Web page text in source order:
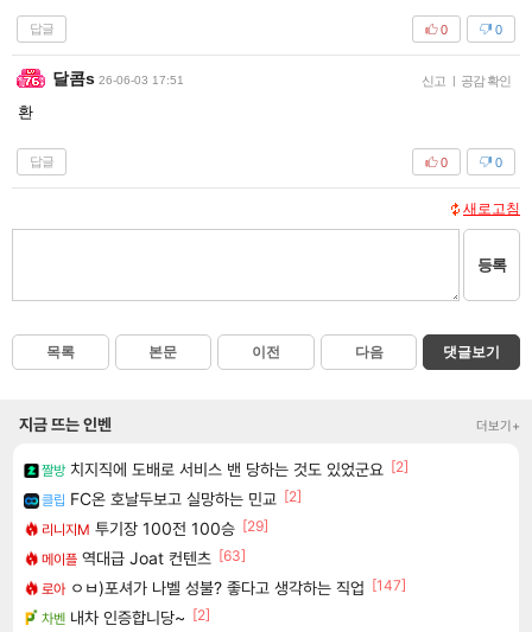
답글 0
0
달콤s 26-06-03 17:51 신고 | 공감 확인
환
답글 0
0
새로고침
등록
목록 본문 이전 다음 댓글보기
지금 뜨는 인벤 더보기+
짤방 치지직에 도배로 서비스 밴 당하는 것도 있었군요 [2]
클립 FC온 호날두보고 실망하는 민교 [2]
리니지M 투기장 100전 100승 [29]
메이플 역대급 Joat 컨텐츠 [63]
로아 ㅇㅂ)포셔가 나벨 성불? 좋다고 생각하는 직업 [147]
차벤 내차 인증합니당~ [2]